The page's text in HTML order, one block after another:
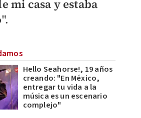
mi casa y estaba
".
Hello Seahorse!, 19 años
creando: "En México,
entregar tu vida a la
música es un escenario
complejo"